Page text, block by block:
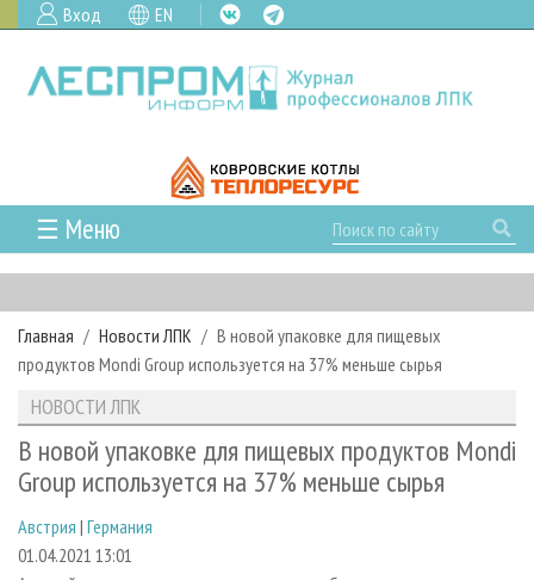
Вход EN
☰ Меню
ГЛАВНАЯ
РУБРИКИ И ТЕМЫ
РУБРИКИ ЖУРНАЛА
ЛЕСОЗАГОТОВКА
ЛЕСОПИЛЕНИЕ
СУШКА ДРЕВЕСИНЫ
НОВОСТИ
НОВОСТИ ЛПК
НОВОСТИ ЖУРНАЛА
ПРОЕКТЫ ЛПИ
АНАЛИТИКА
ПРЕДПРИЯТИЯ ЛПК
ПЕРСОНЫ
АРХИВ ЖУРНАЛОВ
О ЖУРНАЛЕ
ПОДПИСКА
КОНТАКТЫ
РЕКЛАМОДАТЕЛЯМ
РЕКЛАМА
Главная Новости ЛПК
В новой упаковке для пищевых
продуктов Mondi Group используется на 37% меньше сырья
НОВОСТИ ЛПК
В новой упаковке для пищевых продуктов Mondi
Group используется на 37% меньше сырья
Австрия | Германия
01.04.2021 13:01